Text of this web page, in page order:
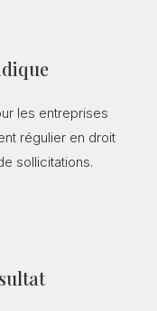
les entreprises
régulier en droit
sollicitations.